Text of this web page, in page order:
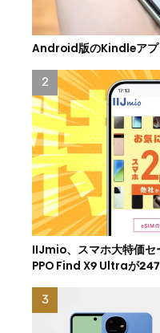
Android版のKindleアプ
IIJmio、スマホ大特価セ
PPO Find X9 Ultraが